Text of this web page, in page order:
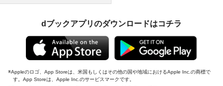
dブックアプリのダウンロードはコチラ
Appleのロゴ、App Storeは、米国もしくはその他の国や地域におけるApple Inc.の商標で
す。App Storeは、Apple Inc.のサービスマークです。